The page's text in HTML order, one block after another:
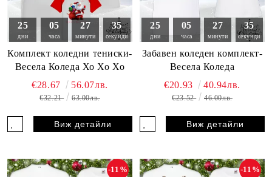
25
дни
05
часа
27
минути
33
секунди
Комплект коледни тениски-
Весела Коледа Хо Хо Хо
€28.67 56.07лв.
€32.21 63.00лв.
Виж детайли
25
дни
05
часа
27
минути
33
секунди
Забавен коледен комплект-
Весела Коледа
€20.93 40.94лв.
€23.52 46.00лв.
Виж детайли
-11% -11%